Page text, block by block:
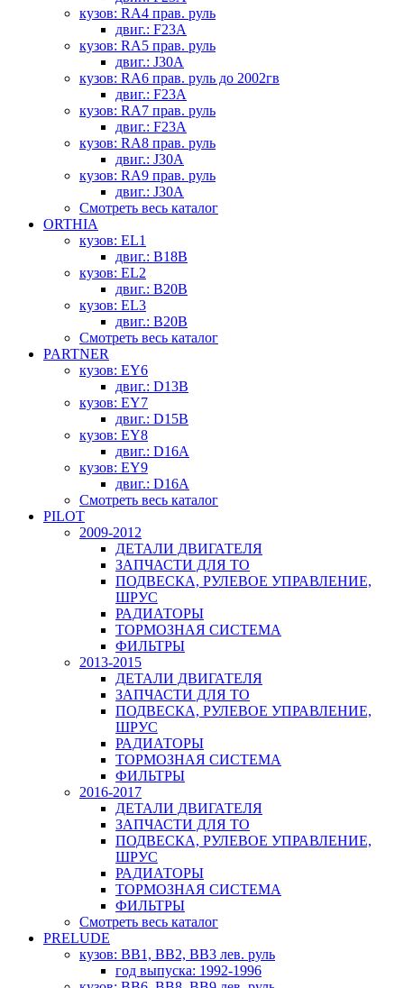
кузов: RA4 прав. руль
двиг.: F23A
кузов: RA5 прав. руль
двиг.: J30A
кузов: RA6 прав. руль до 2002гв
двиг.: F23A
кузов: RA7 прав. руль
двиг.: F23A
кузов: RA8 прав. руль
двиг.: J30A
кузов: RA9 прав. руль
двиг.: J30A
Смотреть весь каталог
ORTHIA
кузов: EL1
двиг.: B18B
кузов: EL2
двиг.: B20B
кузов: EL3
двиг.: B20B
Смотреть весь каталог
PARTNER
кузов: EY6
двиг.: D13B
кузов: EY7
двиг.: D15B
кузов: EY8
двиг.: D16A
кузов: EY9
двиг.: D16A
Смотреть весь каталог
PILOT
2009-2012
ДЕТАЛИ ДВИГАТЕЛЯ
ЗАПЧАСТИ ДЛЯ ТО
ПОДВЕСКА, РУЛЕВОЕ УПРАВЛЕНИЕ,
ШРУС
РАДИАТОРЫ
ТОРМОЗНАЯ СИСТЕМА
ФИЛЬТРЫ
2013-2015
ДЕТАЛИ ДВИГАТЕЛЯ
ЗАПЧАСТИ ДЛЯ ТО
ПОДВЕСКА, РУЛЕВОЕ УПРАВЛЕНИЕ,
ШРУС
РАДИАТОРЫ
ТОРМОЗНАЯ СИСТЕМА
ФИЛЬТРЫ
2016-2017
ДЕТАЛИ ДВИГАТЕЛЯ
ЗАПЧАСТИ ДЛЯ ТО
ПОДВЕСКА, РУЛЕВОЕ УПРАВЛЕНИЕ,
ШРУС
РАДИАТОРЫ
ТОРМОЗНАЯ СИСТЕМА
ФИЛЬТРЫ
Смотреть весь каталог
PRELUDE
кузов: BB1, BB2, BB3 лев. руль
год выпуска: 1992-1996